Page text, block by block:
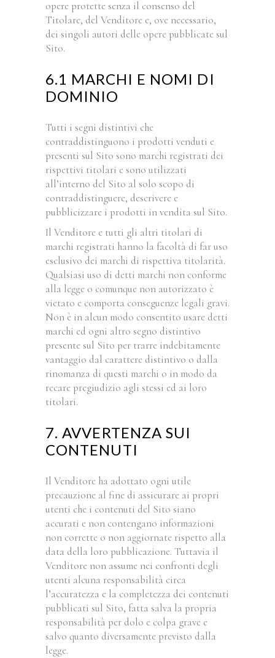
opere protette senza il consenso del
Titolare, del Venditore e, ove necessario,
dei singoli autori delle opere pubblicate sul
Sito.
6.1 MARCHI E NOMI DI
DOMINIO
Tutti i segni distintivi che
contraddistinguono i prodotti venduti e
presenti sul Sito sono marchi registrati dei
rispettivi titolari e sono utilizzati
all’interno del Sito al solo scopo di
contraddistinguere, descrivere e
pubblicizzare i prodotti in vendita sul Sito.
Il Venditore e tutti gli altri titolari di
marchi registrati hanno la facoltà di far uso
esclusivo dei marchi di rispettiva titolarità.
Qualsiasi uso di detti marchi non conforme
alla legge o comunque non autorizzato è
vietato e comporta conseguenze legali gravi.
Non è in alcun modo consentito usare detti
marchi ed ogni altro segno distintivo
presente sul Sito per trarre indebitamente
vantaggio dal carattere distintivo o dalla
rinomanza di questi marchi o in modo da
recare pregiudizio agli stessi ed ai loro
titolari.
7. AVVERTENZA SUI
CONTENUTI
Il Venditore ha adottato ogni utile
precauzione al fine di assicurare ai propri
utenti che i contenuti del Sito siano
accurati e non contengano informazioni
non corrette o non aggiornate rispetto alla
data della loro pubblicazione. Tuttavia il
Venditore non assume nei confronti degli
utenti alcuna responsabilità circa
l’accuratezza e la completezza dei contenuti
pubblicati sul Sito, fatta salva la propria
responsabilità per dolo e colpa grave e
salvo quanto diversamente previsto dalla
legge.